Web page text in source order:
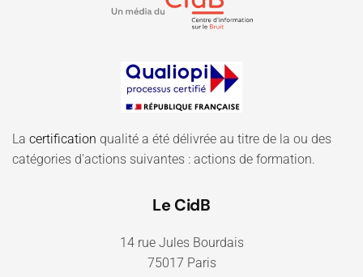
La certification qualité a été délivrée au titre de la ou des
catégories d'actions suivantes : actions de formation.
Le CidB
14 rue Jules Bourdais
75017 Paris